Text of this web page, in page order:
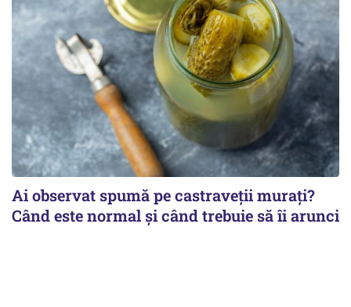
Ai observat spumă pe castraveții murați?
Când este normal și când trebuie să îi arunci